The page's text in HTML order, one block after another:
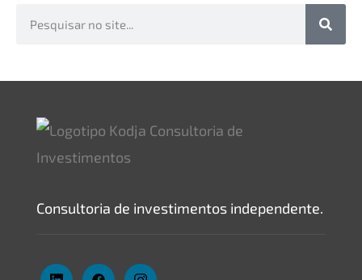
Consultoria de investimentos independente.